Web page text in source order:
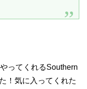
ってくれるSouthern
！気に入ってくれた